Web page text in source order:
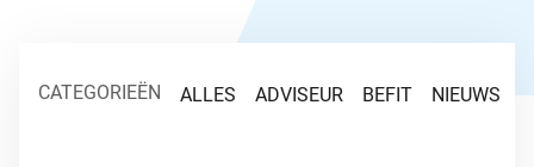
CATEGORIEËN ALLES ADVISEUR BEFIT NIEUWS